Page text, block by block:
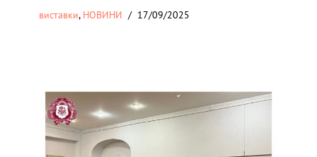
виставки, НОВИНИ 17/09/2025